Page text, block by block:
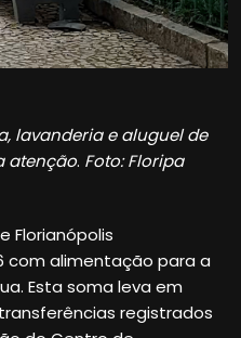
lavanderia e aluguel de
atenção. Foto: Floripa
Florianópolis
com alimentação para a
Esta soma leva em
registrados